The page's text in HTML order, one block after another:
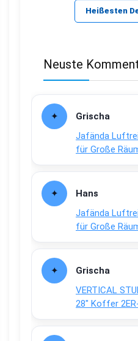
Heißesten
Neuste
Grischa
Jafända
für Große
Hans
Jafända
für Große
Grischa
VERTICAL
28″ Koffer